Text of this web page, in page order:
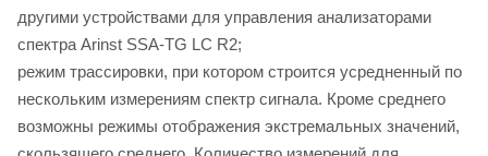
другими устройствами для управления анализаторами
спектра Arinst SSA-TG LC R2;
режим трассировки, при котором строится усредненный по
нескольким измерениям спектр сигнала. Кроме среднего
возможны режимы отображения экстремальных значений,